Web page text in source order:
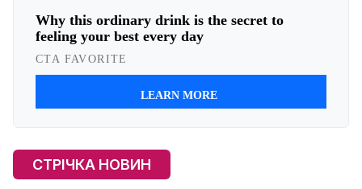
СТРІЧКА НОВИН